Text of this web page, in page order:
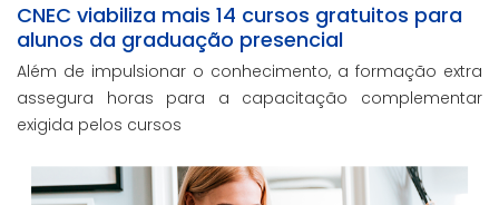
CNEC viabiliza mais 14 cursos gratuitos para
alunos da graduação presencial
Além de impulsionar o conhecimento, a formação extra
assegura horas para a capacitação complementar
exigida pelos cursos